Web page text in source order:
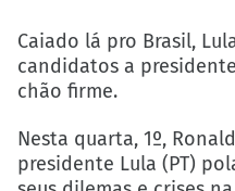
Caiado lá pro Brasil,
candidatos a
chão firme.
Nesta quarta, 1º,
presidente Lula (PT)